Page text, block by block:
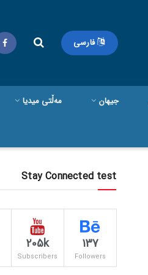
فارسی
جیهان مەڵتی میدیا
Stay Connected test
137
Followers
205k
Subscribers